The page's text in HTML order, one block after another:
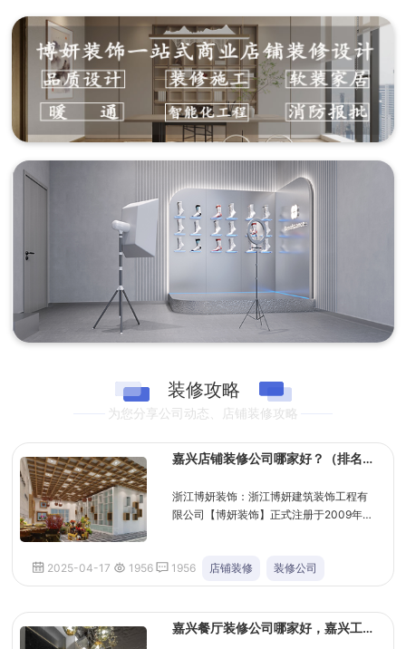
境。...
装修攻略
为您分享公司动态、店铺装修攻略
嘉兴店铺装修公司哪家好？（排名
浙江博妍装饰：浙江博妍建筑装饰工程有
限公司【博妍装饰】正式注册于2009年，
十余年...
2025-04-17 1956 1956 店铺装修 装修公司
嘉兴餐厅装修公司哪家好，嘉兴工